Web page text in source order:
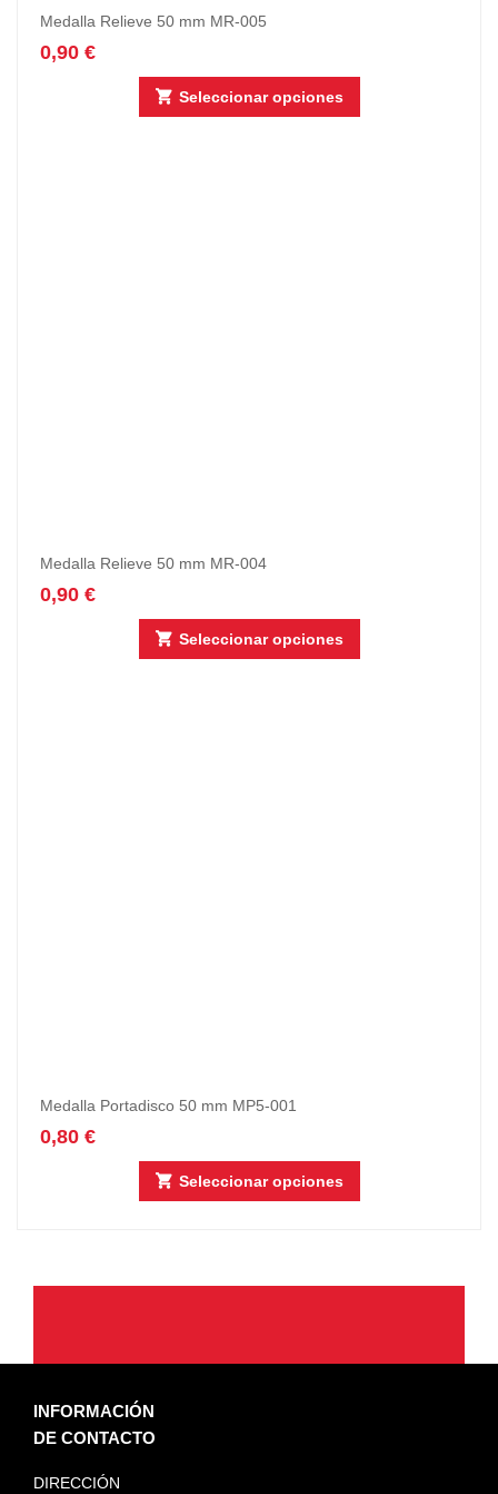
Medalla Relieve 50 mm MR-005
0,90 €
Seleccionar opciones
Medalla Relieve 50 mm MR-004
0,90 €
Seleccionar opciones
Medalla Portadisco 50 mm MP5-001
0,80 €
Seleccionar opciones
INFORMACIÓN
DE CONTACTO
DIRECCIÓN